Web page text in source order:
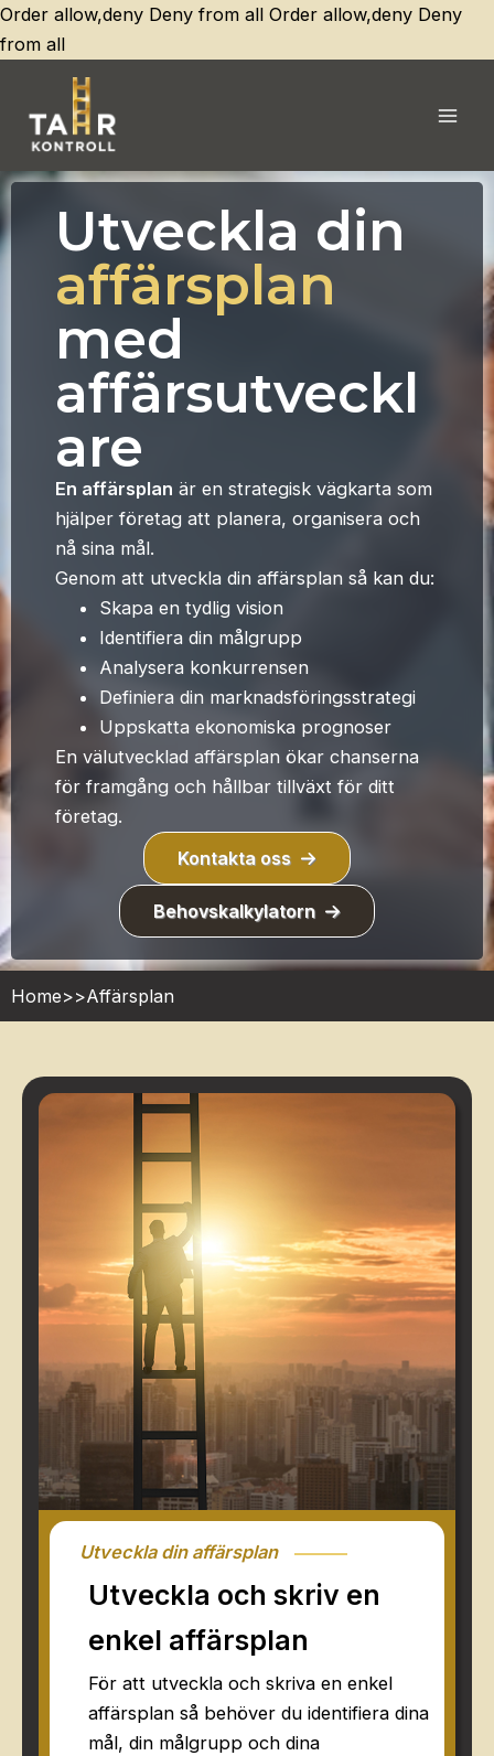
Order allow,deny Deny from all Order allow,deny Deny
from allHoppa
till
innehåll
Utveckla din
affärsplan
med
affärsutveckl
are
En affärsplan är en strategisk vägkarta som
hjälper företag att planera, organisera och
nå sina mål.
Genom att utveckla din affärsplan så kan du:
Skapa en tydlig vision
Identifiera din målgrupp
Analysera konkurrensen
Definiera din marknadsföringsstrategi
Uppskatta ekonomiska prognoser
En välutvecklad affärsplan ökar chanserna
för framgång och hållbar tillväxt för ditt
företag.
Kontakta oss
Behovskalkylatorn
Home>>Affärsplan
Utveckla din affärsplan
Utveckla och skriv en
enkel affärsplan
För att utveckla och skriva en enkel
affärsplan så behöver du identifiera dina
mål, din målgrupp och dina